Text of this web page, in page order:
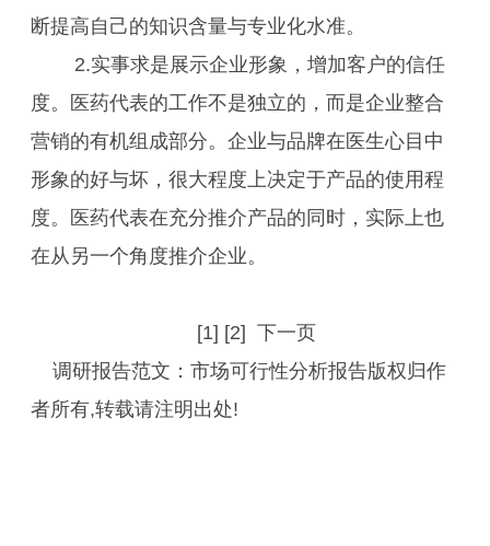
断提高自己的知识含量与专业化水准。
2.实事求是展示企业形象，增加客户的信任
度。医药代表的工作不是独立的，而是企业整合
营销的有机组成部分。企业与品牌在医生心目中
形象的好与坏，很大程度上决定于产品的使用程
度。医药代表在充分推介产品的同时，实际上也
在从另一个角度推介企业。
[1] [2] 下一页
调研报告范文：市场可行性分析报告版权归作
者所有,转载请注明出处!